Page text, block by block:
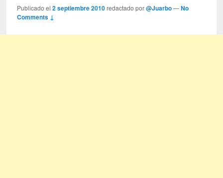
Publicado el2 septiembre 2010 redactado por@Juarbo —No
Comments ↓